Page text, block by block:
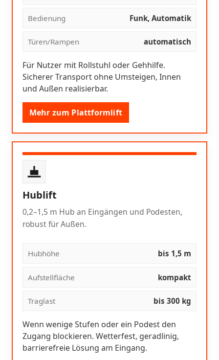
Bedienung Funk, Automatik
Türen/Rampen automatisch
Für Nutzer mit Rollstuhl oder Gehhilfe.
Sicherer Transport ohne Umsteigen, Innen
und Außen realisierbar.
Mehr zum Plattformlift
Hublift
0,2–1,5 m Hub an Eingängen und Podesten,
robust für Außen.
Hubhöhe bis 1,5 m
Aufstellfläche kompakt
Traglast bis 300 kg
Wenn wenige Stufen oder ein Podest den
Zugang blockieren. Wetterfest, geradlinig,
barrierefreie Lösung am Eingang.